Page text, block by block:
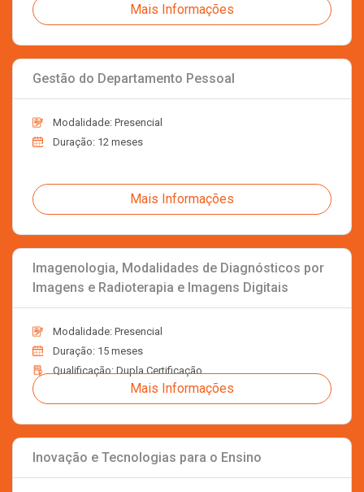
Mais Informações
Gestão do Departamento Pessoal
Modalidade: Presencial
Duração: 12 meses
Mais Informações
Imagenologia, Modalidades de Diagnósticos por
Imagens e Radioterapia e Imagens Digitais
Modalidade: Presencial
Duração: 15 meses
Qualificação: Dupla Certificação
Mais Informações
Inovação e Tecnologias para o Ensino